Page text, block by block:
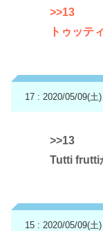
>>13
トゥッテ
17 : 2020/05/09(土
>>13
Tutti frutti
15 : 2020/05/09(土